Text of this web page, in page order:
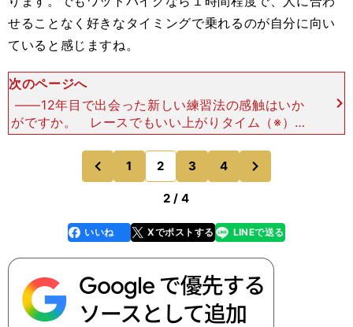
せることなく好きなタイミングで乗れるのが自分に向い
ていると感じますね。
次のページへ
――12年目で出会った新しい練習法の感触はいか
がですか。 レースでもいい上がりタイム（※）が
出て１着も獲れていますし、走っている感覚もいい
ので、今までになく自信を持って走れていると自分
でも感じていま
前
のページへ
1 2 3 4
のページへ
2 / 4
faceboo
k
いいね Xでポストする
line LINEで送る